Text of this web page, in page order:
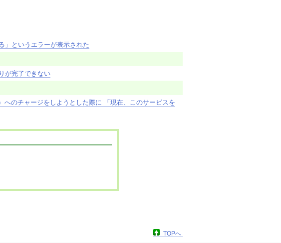
」というエラーが表示された
が完了できない
のチャージをしようとした際に 「現在、このサービスを
TOPへ